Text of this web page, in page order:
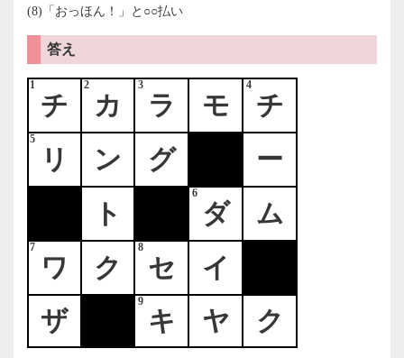
(8)「おっほん！」と○○払い
答え
1 2 3 4
5
6
7 8
9
チ カ ラ モ
チ
リ
ン グ
ー
ト
ダ
ム
ワ
ク セ
イ
ザ
キ ヤ ク